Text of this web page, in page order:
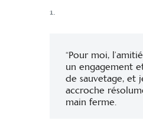
1.
“Pour moi,
un engagement
de sauvetage, et
accroche
main ferme.